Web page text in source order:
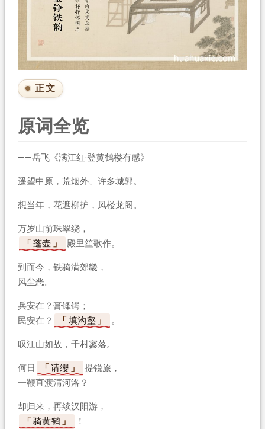
正文
原词全览
——岳飞《满江红·登黄鹤楼有感》
遥望中原，荒烟外、许多城郭。
想当年，花遮柳护，凤楼龙阁。
万岁山前珠翠绕，
蓬壶
殿里笙歌作。
到而今，铁骑满郊畿，
风尘恶。
兵安在？膏锋锷；
民安在？
填沟壑 。
叹江山如故，千村寥落。
何日 请缨
提锐旅，
一鞭直渡清河洛？
却归来，再续汉阳游，
骑黄鹤
！